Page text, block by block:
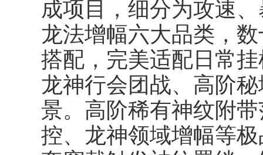
成项目，细分为攻速
龙法增幅六大品类，
搭配，完美适配日常
龙神行会团战、高阶
景。高阶稀有神纹附
控、龙神领域增幅等